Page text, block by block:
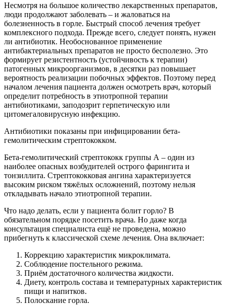
Несмотря на большое количество лекарственных препаратов,
люди продолжают заболевать – и жаловаться на
болезненность в горле. Быстрый способ лечения требует
комплексного подхода. Прежде всего, следует понять, нужен
ли антибиотик. Необоснованное применение
антибактериальных препаратов не просто бесполезно. Это
формирует резистентность (устойчивость к терапии)
патогенных микроорганизмов, в десятки раз повышает
вероятность реализации побочных эффектов. Поэтому перед
началом лечения пациента должен осмотреть врач, который
определит потребность в этиотропной терапии
антибиотиками, заподозрит герпетическую или
цитомегаловирусную инфекцию.
Антибиотики показаны при инфицировании бета-
гемолитическим стрептококком.
Бета-гемолитический стрептококк группы А – один из
наиболее опасных возбудителей острого фарингита и
тонзиллита. Стрептококковая ангина характеризуется
высоким риском тяжёлых осложнений, поэтому нельзя
откладывать начало этиотропной терапии.
Что надо делать, если у пациента болит горло? В
обязательном порядке посетить врача. Но даже когда
консультация специалиста ещё не проведена, можно
прибегнуть к классической схеме лечения. Она включает:
Коррекцию характеристик микроклимата.
Соблюдение постельного режима.
Приём достаточного количества жидкости.
Диету, контроль состава и температурных характеристик
пищи и напитков.
Полоскание горла.